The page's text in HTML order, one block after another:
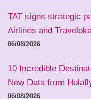
TAT signs strategic
Airlines and
06/08/2026
10 Incredible
New Data from
06/08/2026